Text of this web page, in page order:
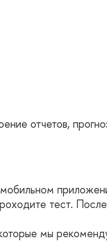
отчетов,
тест.
мы